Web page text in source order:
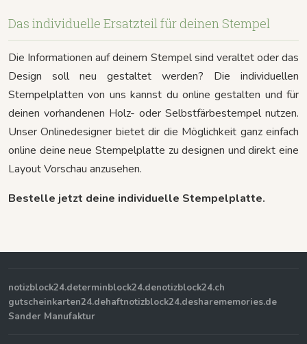
Das individuelle Ersatzteil für deinen Stempel
Die Informationen auf deinem Stempel sind veraltet oder das
Design soll neu gestaltet werden? Die individuellen
Stempelplatten von uns kannst du online gestalten und für
deinen vorhandenen Holz- oder Selbstfärbestempel nutzen.
Unser Onlinedesigner bietet dir die Möglichkeit ganz einfach
online deine neue Stempelplatte zu designen und direkt eine
Layout Vorschau anzusehen.
Bestelle jetzt deine individuelle Stempelplatte.
notizblock24.determinblock24.denotizblock24.ch
gutscheinkarten24.dehaftnotizblock24.desharememories.de
Sander Manufaktur